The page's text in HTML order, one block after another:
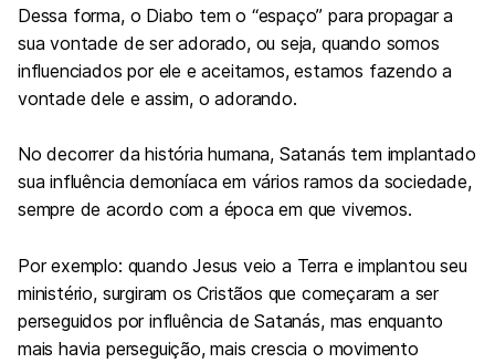
Dessa forma, o Diabo tem o “espaço” para propagar a
sua vontade de ser adorado, ou seja, quando somos
influenciados por ele e aceitamos, estamos fazendo a
vontade dele e assim, o adorando.
No decorrer da história humana, Satanás tem implantado
sua influência demoníaca em vários ramos da sociedade,
sempre de acordo com a época em que vivemos.
Por exemplo: quando Jesus veio a Terra e implantou seu
ministério, surgiram os Cristãos que começaram a ser
perseguidos por influência de Satanás, mas enquanto
mais havia perseguição, mais crescia o movimento